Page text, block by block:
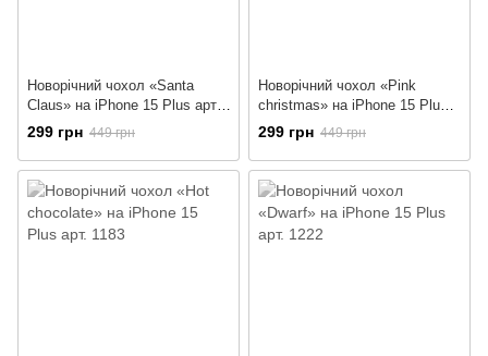
Новорічний чохол «Santa
Claus» на iPhone 15 Plus арт.
1175
299 грн 449 грн
Новорічний чохол «Pink
christmas» на iPhone 15 Plus
арт. 1182
299 грн 449 грн